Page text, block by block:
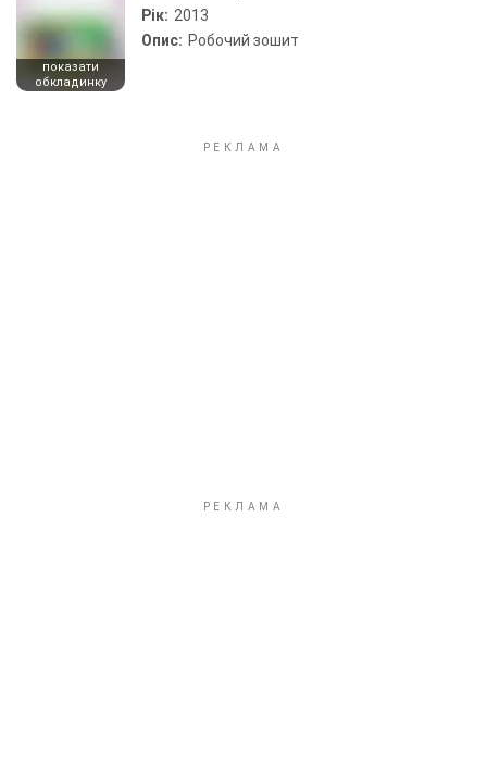
показати
обкладинку
Рік: 2013
Опис: Робочий зошит